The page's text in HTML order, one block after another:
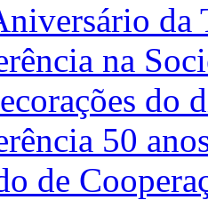
na
do
50
de